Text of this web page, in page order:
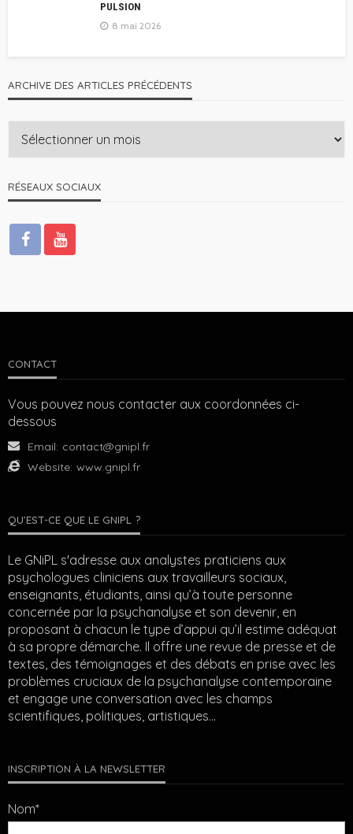
PULSION
8 mai 2026
ARCHIVE DES ARTICLES PRÉCÉDENTS
RÉSEAUX SOCIAUX
CONTACT
Vous pouvez nous contacter aux coordonnées ci-
dessous
Email: contact@gnipl.fr
Website: www.gnipl.fr
QU’EST-CE QUE LE GNIPL ?
Le GNiPL s'adresse aux analystes praticiens aux
psychologues cliniciens aux travailleurs sociaux,
enseignants, étudiants, ainsi qu’à toute personne
concernée par la psychanalyse et son devenir, en
proposant à chacun le type d’appui qu’il estime adéquat
à sa propre démarche. Il offre une revue de presse et de
textes, des témoignages et des débats en prise avec les
problèmes cruciaux de la psychanalyse contemporaine
et engage une conversation avec les champs
scientifiques, politiques, artistiques…
INSCRIPTION À LA NEWSLETTER
Nom*